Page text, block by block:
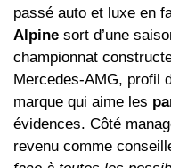
passé auto et luxe en
Alpine sort d’une
championnat
Mercedes‑AMG, profil
marque qui aime les
évidences. Côté
revenu comme